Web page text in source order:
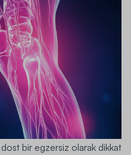
dost bir egzersiz olarak dikkat